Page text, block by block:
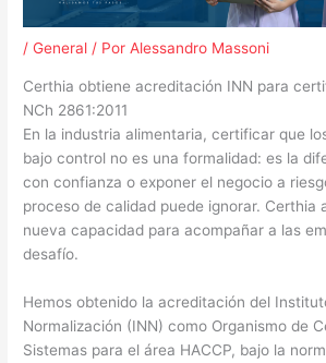
/General / PorAlessandro Massoni
Certhia obtiene acreditación INN para
NCh 2861:2011
En la industria alimentaria, certificar que
bajo control no es una formalidad: es la
con confianza o exponer el negocio a
proceso de calidad puede ignorar. Certhia
nueva capacidad para acompañar a las
desafío.
Hemos obtenido la acreditación del
Normalización (INN) como Organismo de
Sistemas para el área HACCP, bajo la